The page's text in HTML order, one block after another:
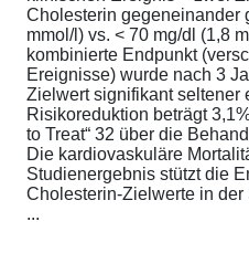
Cholesterin gegeneinander
mmol/l) vs. < 70 mg/dl (1,8
kombinierte Endpunkt
Ereignisse) wurde nach 3
Zielwert signifikant seltener
Risikoreduktion beträgt
to Treat“ 32 über die
Die kardiovaskuläre
Studienergebnis stützt die
Cholesterin-Zielwerte in
...